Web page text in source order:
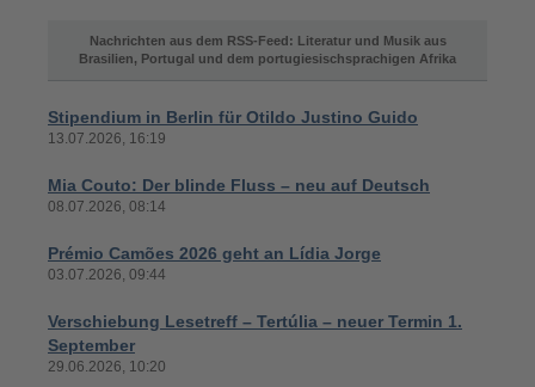
Nachrichten aus dem RSS-Feed: Literatur und Musik aus
Brasilien, Portugal und dem portugiesischsprachigen Afrika
Stipendium in Berlin für Otildo Justino Guido
13.07.2026, 16:19
Mia Couto: Der blinde Fluss – neu auf Deutsch
08.07.2026, 08:14
Prémio Camões 2026 geht an Lídia Jorge
03.07.2026, 09:44
Verschiebung Lesetreff – Tertúlia – neuer Termin 1.
September
29.06.2026, 10:20